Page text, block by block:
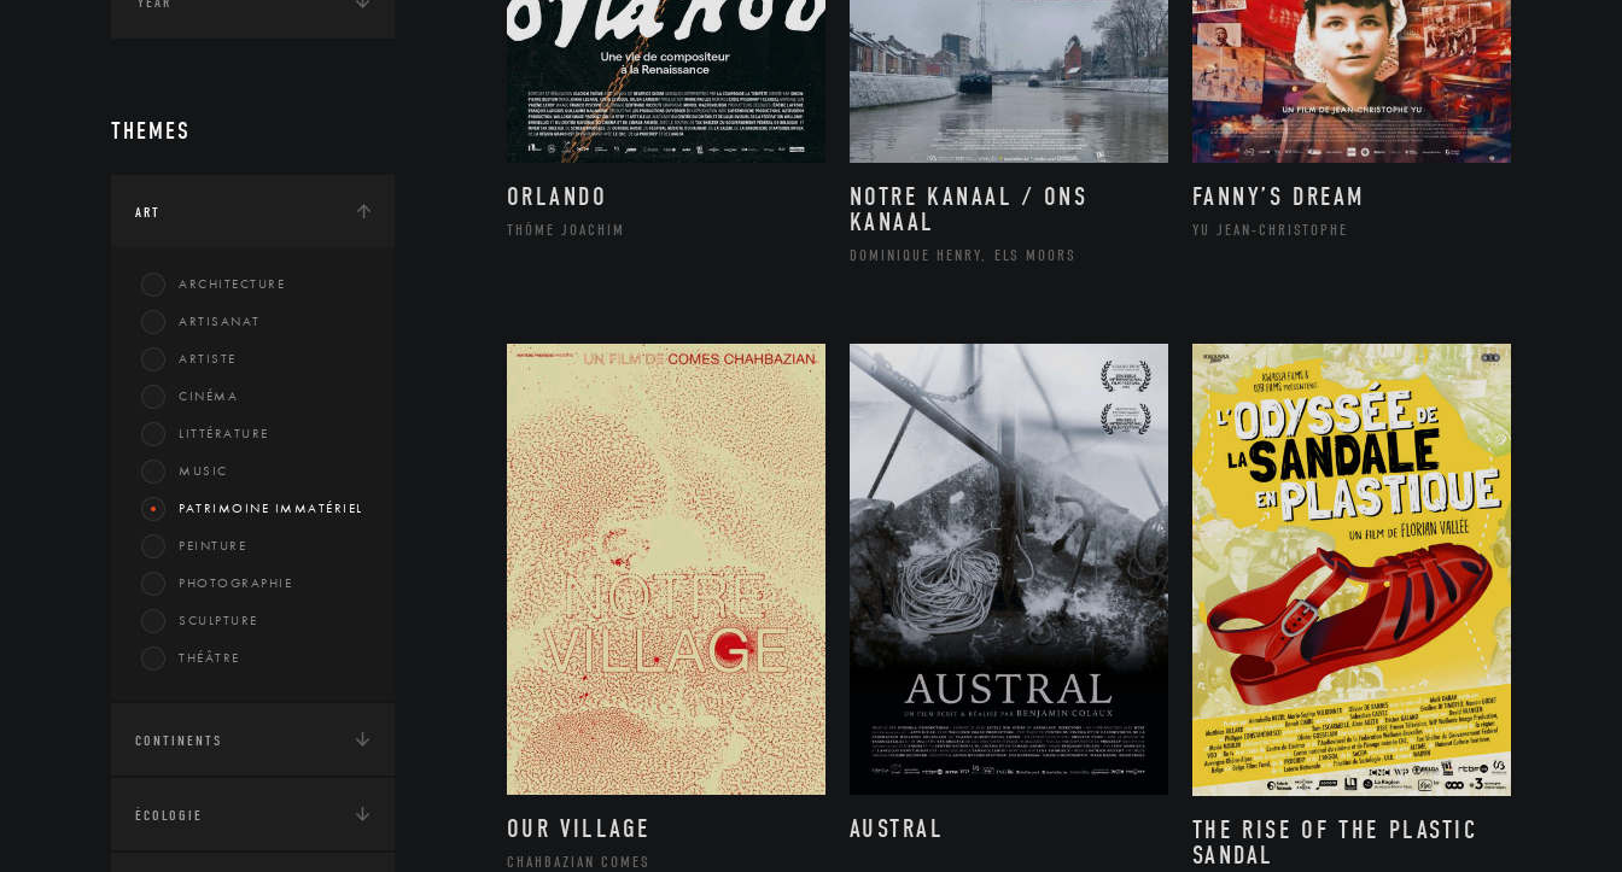
THEMES
ART
ARCHITECTURE
ARTISANAT
ARTISTE
CINÉMA
LITTÉRATURE
MUSIC
PATRIMOINE IMMATÉRIEL
PEINTURE
PHOTOGRAPHIE
SCULPTURE
THÉÂTRE
CONTINENTS
ÉCOLOGIE
ORLANDO
THÔME JOACHIM
NOTRE KANAAL / ONS
KANAAL
DOMINIQUE HENRY, ELS MOORS
FANNY’S DREAM
YU JEAN-CHRISTOPHE
OUR VILLAGE
CHAHBAZIAN COMES
AUSTRAL
THE RISE OF THE PLASTIC
SANDAL